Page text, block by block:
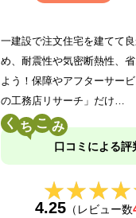
一建設で注文住宅を建てて
め、耐震性や気密断熱性、
よう！保障やアフターサー
の工務店リサーチ」だけ…
く こ
口コミによる評
4.25 （レビュー数